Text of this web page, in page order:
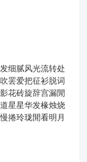
细腻风光流转处
罢爱把征衫脱词
花砖旋辞宫漏閒
星星华发椽烛烧
捲玲珑閒看明月